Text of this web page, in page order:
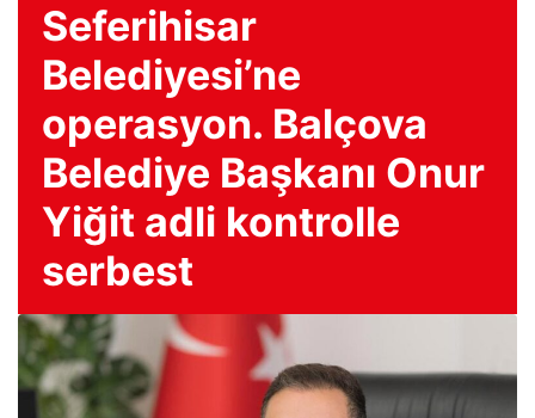
Seferihisar
Belediyesi’ne
operasyon. Balçova
Belediye Başkanı Onur
Yiğit adli kontrolle
serbest